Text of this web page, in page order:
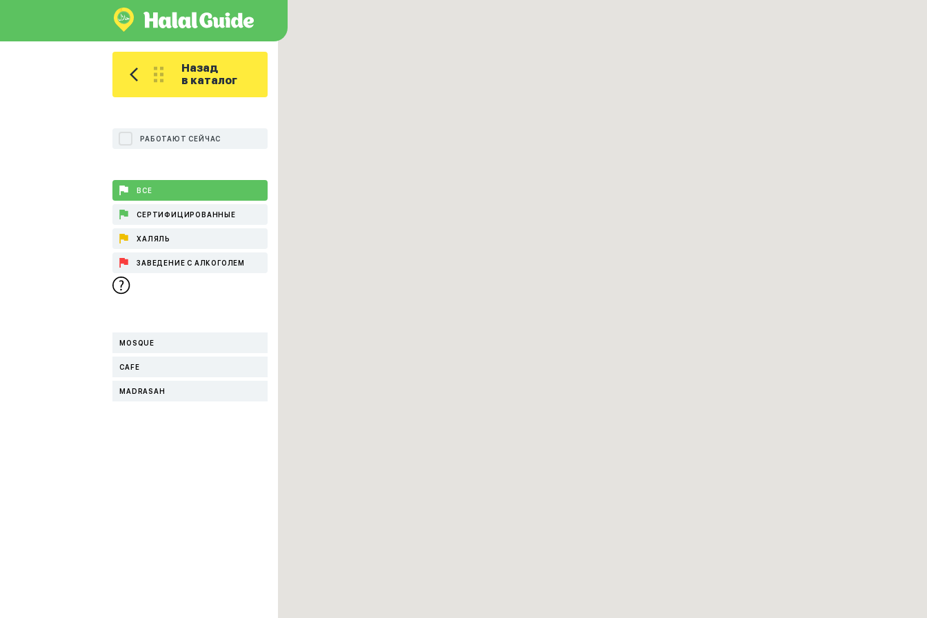
Назад
в каталог
РАБОТАЮТ СЕЙЧАС
ВСЕ
СЕРТИФИЦИРОВАННЫЕ
ХАЛЯЛЬ
ЗАВЕДЕНИЕ С АЛКОГОЛЕМ
MOSQUE
CAFE
MADRASAH